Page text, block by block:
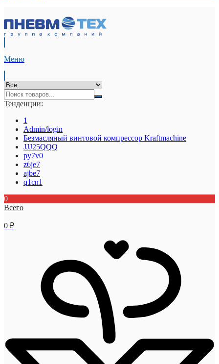
Меню
Тенденции:
1
Admin/login
Безмасляный винтовой компрессор Kraftmaсhine
JJJ25QQQ
py7v0
z6je7
ajbe7
q1cn1
0
Всего
0 ₽